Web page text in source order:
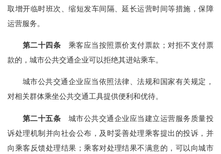
取增开临时班次、缩短发车间隔、延长运营时间等措施，保障
运营服务。
第二十四条 乘客应当按照票价支付票款；对拒不支付票
款的，城市公共交通企业可以拒绝其进站乘车。
城市公共交通企业应当依照法律、法规和国家有关规定，
对相关群体乘坐公共交通工具提供便利和优待。
第二十五条 城市公共交通企业应当建立运营服务质量投
诉处理机制并向社会公布，及时妥善处理乘客提出的投诉，并
向乘客反馈处理结果；乘客对处理结果不满意的，可以向城市